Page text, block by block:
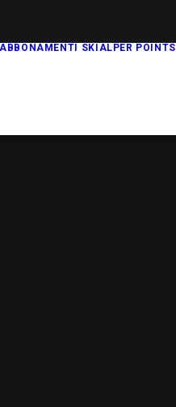
ABBONAMENTI SKIALPER POINTS